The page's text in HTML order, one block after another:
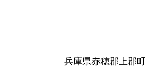
兵庫県赤穂郡上郡